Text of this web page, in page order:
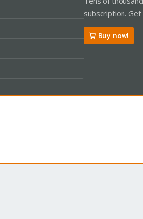
subscription.
Buy now!